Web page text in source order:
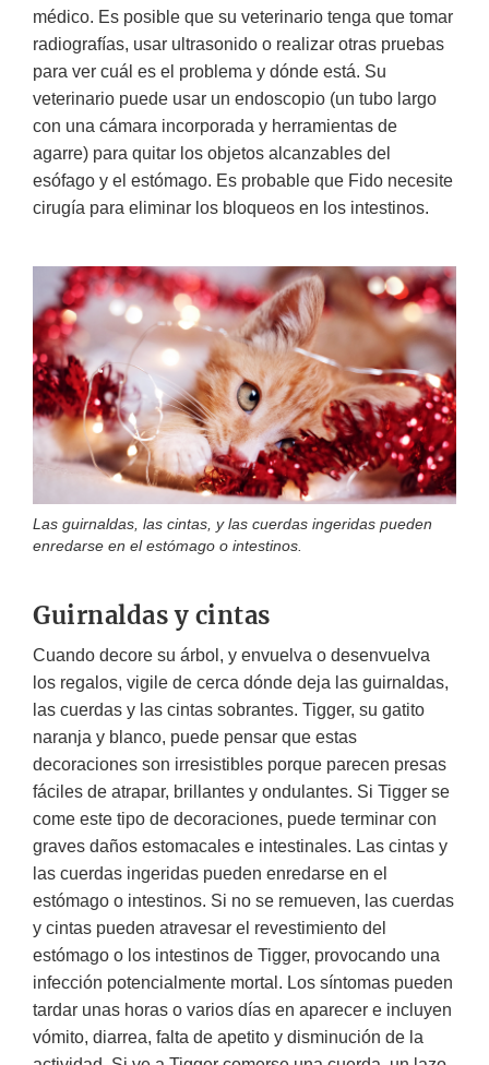
médico. Es posible que su veterinario tenga que tomar
radiografías, usar ultrasonido o realizar otras pruebas
para ver cuál es el problema y dónde está. Su
veterinario puede usar un endoscopio (un tubo largo
con una cámara incorporada y herramientas de
agarre) para quitar los objetos alcanzables del
esófago y el estómago. Es probable que Fido necesite
cirugía para eliminar los bloqueos en los intestinos.
Las guirnaldas, las cintas, y las cuerdas ingeridas pueden
enredarse en el estómago o intestinos.
Guirnaldas y cintas
Cuando decore su árbol, y envuelva o desenvuelva
los regalos, vigile de cerca dónde deja las guirnaldas,
las cuerdas y las cintas sobrantes. Tigger, su gatito
naranja y blanco, puede pensar que estas
decoraciones son irresistibles porque parecen presas
fáciles de atrapar, brillantes y ondulantes. Si Tigger se
come este tipo de decoraciones, puede terminar con
graves daños estomacales e intestinales. Las cintas y
las cuerdas ingeridas pueden enredarse en el
estómago o intestinos. Si no se remueven, las cuerdas
y cintas pueden atravesar el revestimiento del
estómago o los intestinos de Tigger, provocando una
infección potencialmente mortal. Los síntomas pueden
tardar unas horas o varios días en aparecer e incluyen
vómito, diarrea, falta de apetito y disminución de la